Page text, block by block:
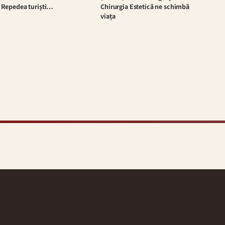
Repedea turiști…
Chirurgia Estetică ne schimbă
viața